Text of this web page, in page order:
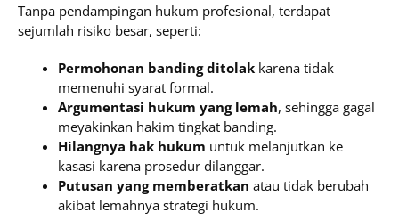
Tanpa pendampingan hukum profesional, terdapat
sejumlah risiko besar, seperti:
Permohonan banding ditolak karena tidak
memenuhi syarat formal.
Argumentasi hukum yang lemah, sehingga gagal
meyakinkan hakim tingkat banding.
Hilangnya hak hukum untuk melanjutkan ke
kasasi karena prosedur dilanggar.
Putusan yang memberatkan atau tidak berubah
akibat lemahnya strategi hukum.